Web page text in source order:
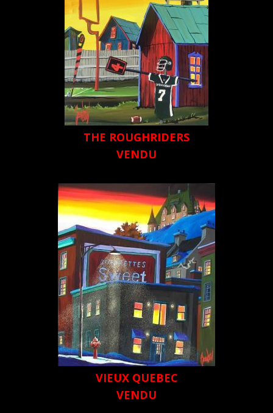
THE ROUGHRIDERS
VENDU
VIEUX QUEBEC
VENDU